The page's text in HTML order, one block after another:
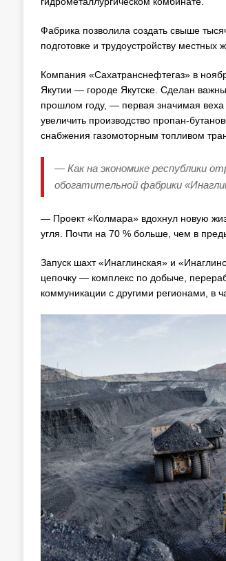
Фабрика позволила создать свыше
подготовке и трудоустройству местных
Компания «Сахатранснефтегаз» в
Якутии — городе Якутске. Сделан
прошлом году, — первая значимая веха
увеличить производство пропан-
снабжения газомоторным топливом
— Как на экономике республики
обогатительной фабрики
— Проект «Колмара» вдохнул новую
угля. Почти на 70 % больше, чем в
Запуск шахт «Инаглинская» и
цепочку — комплекс по добыче,
коммуникации с другими регионами, в